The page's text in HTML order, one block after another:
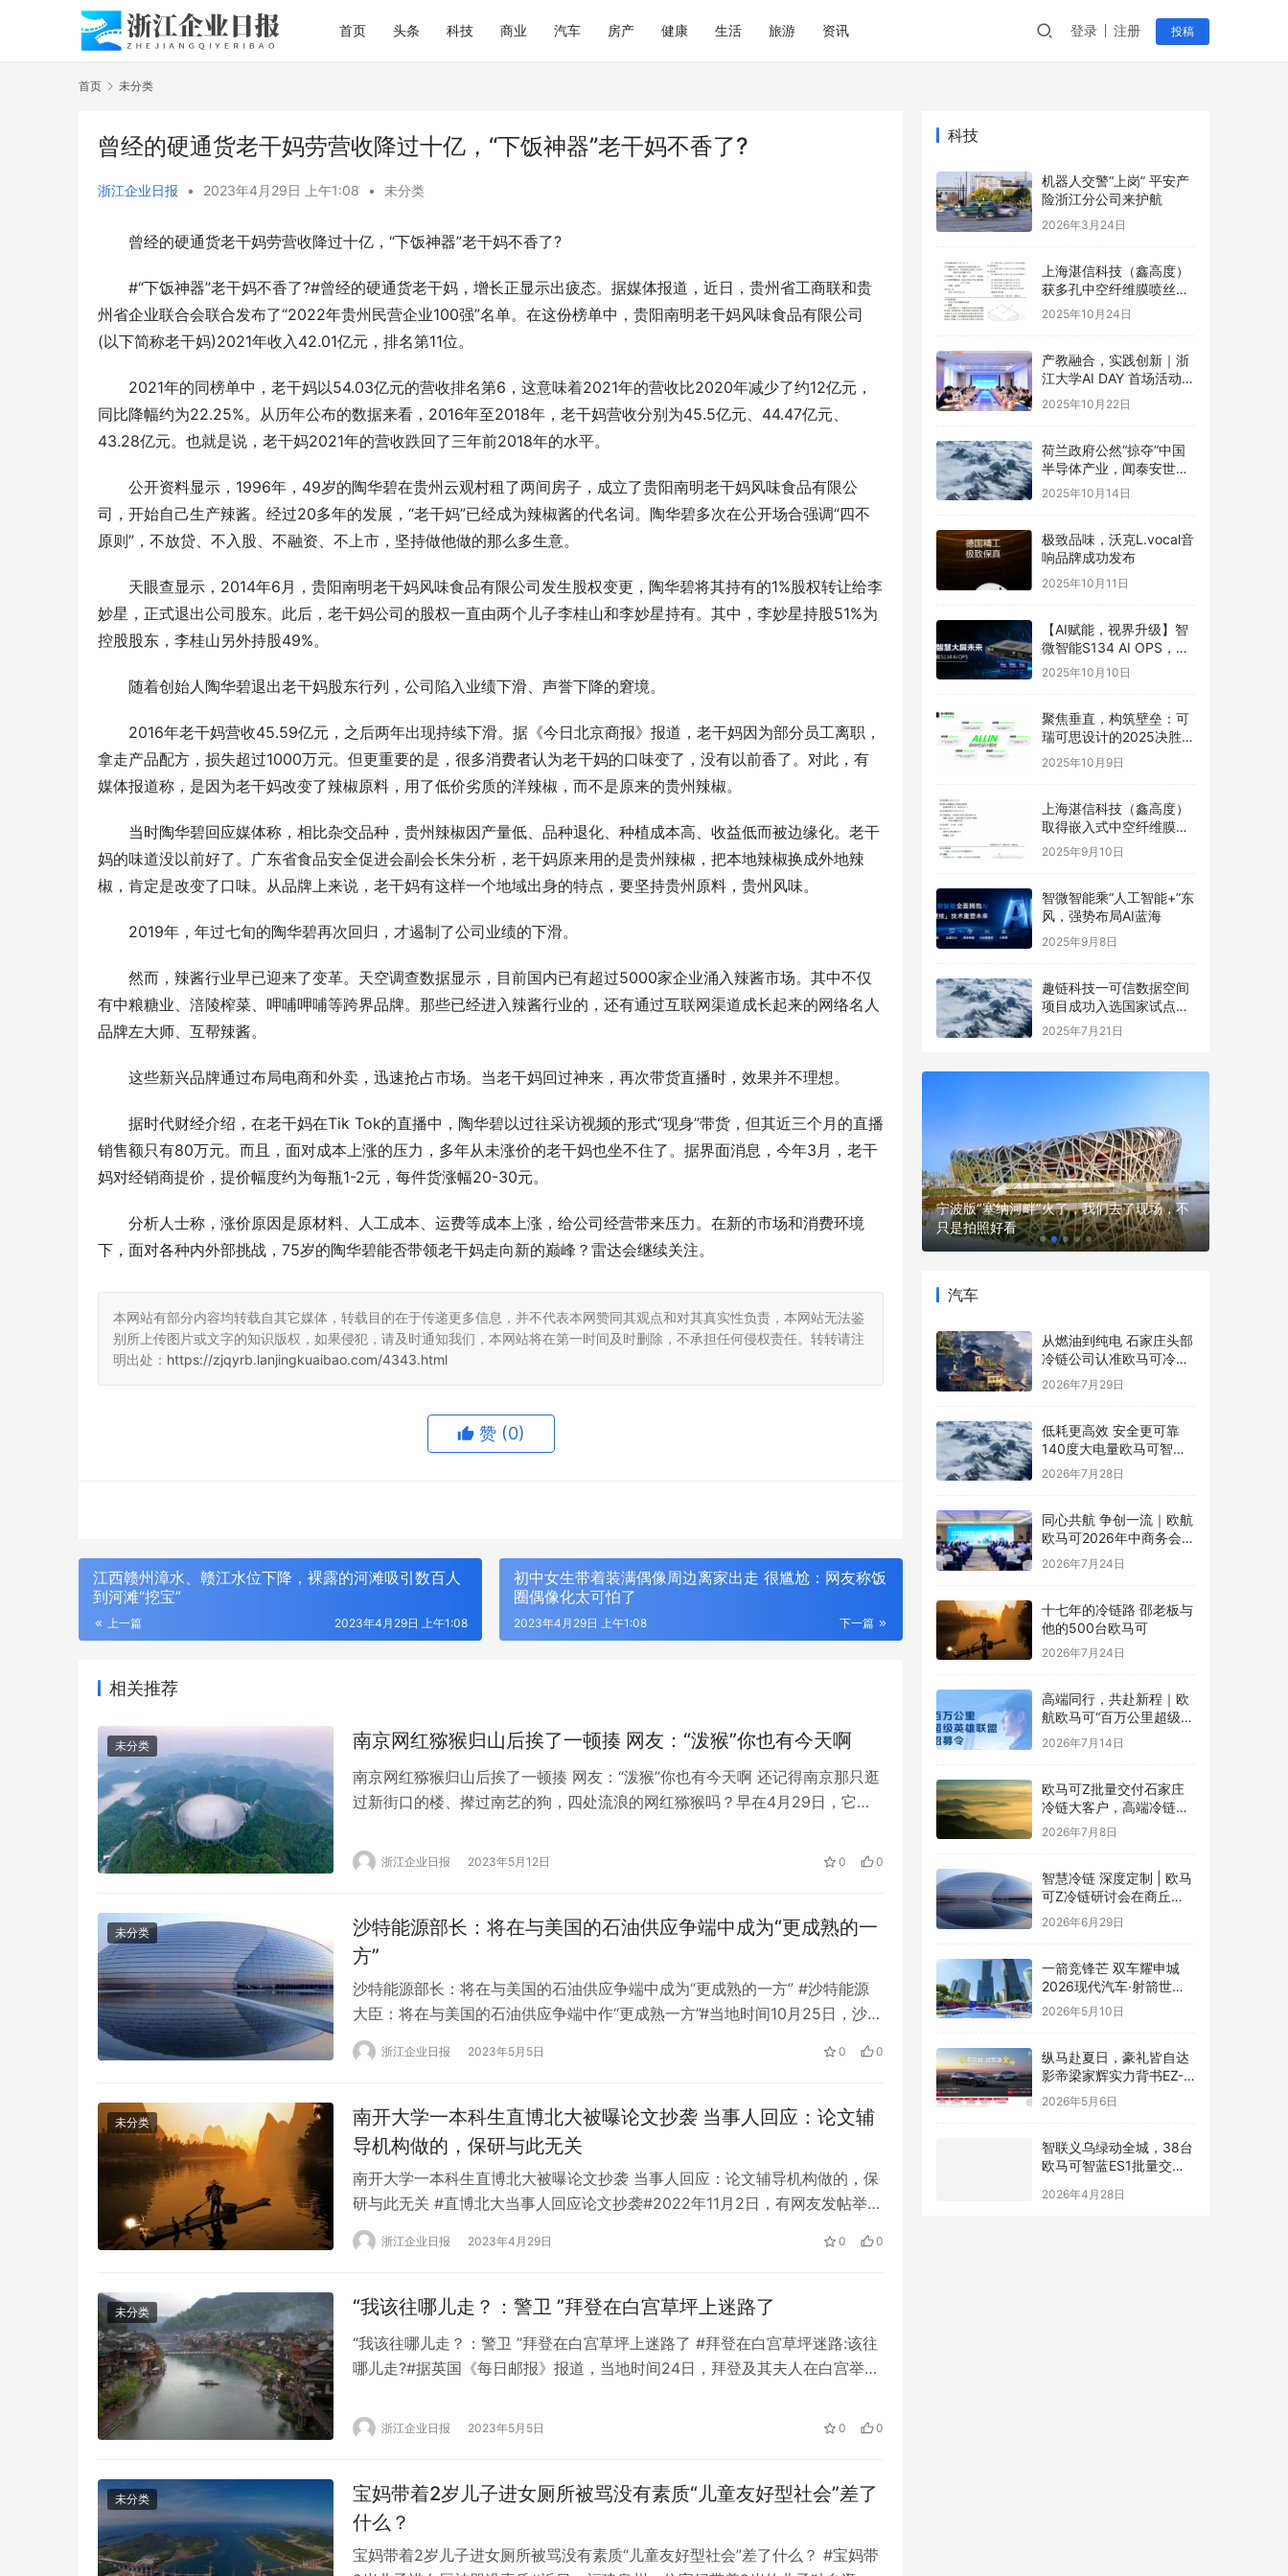
首页 头条 科技 商业 汽车 房产 健康 生活 旅游 资讯 登录 注册 投稿
首页 未分类
曾经的硬通货老干妈劳营收降过十亿，“下饭神器”老干妈不香了?
浙江企业日报 • 2023年4月29日 上午1:08 • 未分类
曾经的硬通货老干妈劳营收降过十亿，“下饭神器”老干妈不香了?
#“下饭神器”老干妈不香了?#曾经的硬通货老干妈，增长正显示出疲态。据媒体报道，近日，贵州省工商联和贵
州省企业联合会联合发布了“2022年贵州民营企业100强”名单。在这份榜单中，贵阳南明老干妈风味食品有限公司
(以下简称老干妈)2021年收入42.01亿元，排名第11位。
2021年的同榜单中，老干妈以54.03亿元的营收排名第6，这意味着2021年的营收比2020年减少了约12亿元，
同比降幅约为22.25%。从历年公布的数据来看，2016年至2018年，老干妈营收分别为45.5亿元、44.47亿元、
43.28亿元。也就是说，老干妈2021年的营收跌回了三年前2018年的水平。
公开资料显示，1996年，49岁的陶华碧在贵州云观村租了两间房子，成立了贵阳南明老干妈风味食品有限公
司，开始自己生产辣酱。经过20多年的发展，“老干妈”已经成为辣椒酱的代名词。陶华碧多次在公开场合强调“四不
原则”，不放贷、不入股、不融资、不上市，坚持做他做的那么多生意。
天眼查显示，2014年6月，贵阳南明老干妈风味食品有限公司发生股权变更，陶华碧将其持有的1%股权转让给李
妙星，正式退出公司股东。此后，老干妈公司的股权一直由两个儿子李桂山和李妙星持有。其中，李妙星持股51%为
控股股东，李桂山另外持股49%。
随着创始人陶华碧退出老干妈股东行列，公司陷入业绩下滑、声誉下降的窘境。
2016年老干妈营收45.59亿元，之后两年出现持续下滑。据《今日北京商报》报道，老干妈因为部分员工离职，
拿走产品配方，损失超过1000万元。但更重要的是，很多消费者认为老干妈的口味变了，没有以前香了。对此，有
媒体报道称，是因为老干妈改变了辣椒原料，用了低价劣质的洋辣椒，而不是原来的贵州辣椒。
当时陶华碧回应媒体称，相比杂交品种，贵州辣椒因产量低、品种退化、种植成本高、收益低而被边缘化。老干
妈的味道没以前好了。广东省食品安全促进会副会长朱分析，老干妈原来用的是贵州辣椒，把本地辣椒换成外地辣
椒，肯定是改变了口味。从品牌上来说，老干妈有这样一个地域出身的特点，要坚持贵州原料，贵州风味。
2019年，年过七旬的陶华碧再次回归，才遏制了公司业绩的下滑。
然而，辣酱行业早已迎来了变革。天空调查数据显示，目前国内已有超过5000家企业涌入辣酱市场。其中不仅
有中粮糖业、涪陵榨菜、呷哺呷哺等跨界品牌。那些已经进入辣酱行业的，还有通过互联网渠道成长起来的网络名人
品牌左大师、互帮辣酱。
这些新兴品牌通过布局电商和外卖，迅速抢占市场。当老干妈回过神来，再次带货直播时，效果并不理想。
据时代财经介绍，在老干妈在Tik Tok的直播中，陶华碧以过往采访视频的形式“现身”带货，但其近三个月的直播
销售额只有80万元。而且，面对成本上涨的压力，多年从未涨价的老干妈也坐不住了。据界面消息，今年3月，老干
妈对经销商提价，提价幅度约为每瓶1-2元，每件货涨幅20-30元。
分析人士称，涨价原因是原材料、人工成本、运费等成本上涨，给公司经营带来压力。在新的市场和消费环境
下，面对各种内外部挑战，75岁的陶华碧能否带领老干妈走向新的巅峰？雷达会继续关注。
本网站有部分内容均转载自其它媒体，转载目的在于传递更多信息，并不代表本网赞同其观点和对其真实性负责，本网站无法鉴
别所上传图片或文字的知识版权，如果侵犯，请及时通知我们，本网站将在第一时间及时删除，不承担任何侵权责任。转转请注
明出处： https://zjqyrb.lanjingkuaibao.com/4343.html
赞 (0)
江西赣州漳水、赣江水位下降，裸露的河滩吸引数百人
到河滩“挖宝”
上一篇 2023年4月29日 上午1:08
初中女生带着装满偶像周边离家出走 很尴尬：网友称饭
圈偶像化太可怕了
下一篇
2023年4月29日 上午1:08
相关推荐
未分类 南京网红猕猴归山后挨了一顿揍 网友：“泼猴”你也有今天啊
南京网红猕猴归山后挨了一顿揍 网友：“泼猴”你也有今天啊 还记得南京那只逛
过新街口的楼、撵过南艺的狗，四处流浪的网红猕猴吗？早在4月29日，它被
猴就已经入驻猴山了，但它和猴群之间还隔着一个笼子。 为啥要关进笼子里
浙江企业日报 2023年5月12日 0 0
未分类
沙特能源部长：将在与美国的石油供应争端中成为“更成熟的一
方”
沙特能源部长：将在与美国的石油供应争端中成为“更成熟的一方” #沙特能源
大臣：将在与美国的石油供应争端中作“更成熟一方”#当地时间10月25日，沙
特能源大臣阿卜杜勒阿齐兹·本·萨勒曼(Abdulaziz bin Salman)在本国举行的
“未来投资倡议”会议(FII)上表示，沙特决定在与美国的石油供应争端中成为“更
浙江企业日报 2023年5月5日 0 0
未分类
南开大学一本科生直博北大被曝论文抄袭 当事人回应：论文辅
导机构做的，保研与此无关
南开大学一本科生直博北大被曝论文抄袭 当事人回应：论文辅导机构做的，保
研与此无关 #直博北大当事人回应论文抄袭#2022年11月2日，有网友发帖举报
南开大学物理科学学院一本科生抄袭自己的论文，该生也被南开大学授予2023
保送免试资格，直博北大物理研究所。红星新闻记者联系到同学小李(化名)，
浙江企业日报 2023年4月29日 0 0
未分类 “我该往哪儿走？：警卫 ”拜登在白宫草坪上迷路了
“我该往哪儿走？：警卫 ”拜登在白宫草坪上迷路了 #拜登在白宫草坪迷路:该往
哪儿走?#据英国《每日邮报》报道，当地时间24日，拜登及其夫人在白宫举行
登开始朝一个方向走，但停下来看起来很困惑，开始问警卫该走哪一条路。 当
警卫为总统指出正确的方向时，他哀叹道：“我想走别的路。” 警卫向拜登保…
浙江企业日报 2023年5月5日 0 0
未分类
宝妈带着2岁儿子进女厕所被骂没有素质“儿童友好型社会”差了
什么？
宝妈带着2岁儿子进女厕所被骂没有素质“儿童友好型社会”差了什么？ #宝妈带
科技
机器人交警“上岗” 平安产
险浙江分公司来护航
2026年3月24日
上海湛信科技（鑫高度）
获多孔中空纤维膜喷丝装
置等2项专利
2025年10月24日
产教融合，实践创新｜浙
江大学AI DAY 首场活动成
功举办！
2025年10月22日
荷兰政府公然“掠夺”中国
半导体产业，闻泰安世坚
决捍卫
2025年10月14日
极致品味，沃克L.vocal音
响品牌成功发布
2025年10月11日
【AI赋能，视界升级】智
微智能S134 AI OPS，重
构智慧大屏未来
2025年10月10日
聚焦垂直，构筑壁垒：可
瑞可思设计的2025决胜之
道
2025年10月9日
上海湛信科技（鑫高度）
取得嵌入式中空纤维膜喷
丝头发明专利
2025年9月10日
智微智能乘“人工智能+”东
风，强势布局AI蓝海
2025年9月8日
趣链科技一可信数据空间
项目成功入选国家试点名
单
2025年7月21日
店，以匠心重释高奢黄金
格轮廓
宁波版“塞纳河畔”火了，我们去了现场，不
只是拍照好看
汽车
从燃油到纯电 石家庄头部
冷链公司认准欧马可冷藏
车
2026年7月29日
低耗更高效 安全更可靠
140度大电量欧马可智蓝
ES1纯电轻卡怀挡新品亮
2026年7月28日
同心共航 争创一流｜欧航
欧马可2026年中商务会暨
战略研讨会圆满召开
2026年7月24日
十七年的冷链路 邵老板与
他的500台欧马可
2026年7月24日
高端同行，共赴新程｜欧
航欧马可“百万公里超级英
雄联盟”全球招募正式启动
2026年7月14日
欧马可Z批量交付石家庄
冷链大客户，高端冷链运
力赋能京津冀“鲜”锋物流
2026年7月8日
智慧冷链 深度定制 | 欧马
可Z冷链研讨会在商丘举
行，新能源纯电平台赋能
冷链物流行业升级
2026年6月29日
一箭竞锋芒 双车耀申城
2026现代汽车·射箭世界
杯赛上海站圆满落幕
2026年5月10日
纵马赴夏日，豪礼皆自达
影帝梁家辉实力背书EZ-
60马年版上市 EZ-6超级
置换季开启
2026年5月6日
智联义乌绿动全城，38台
欧马可智蓝ES1批量交付
2026年4月28日